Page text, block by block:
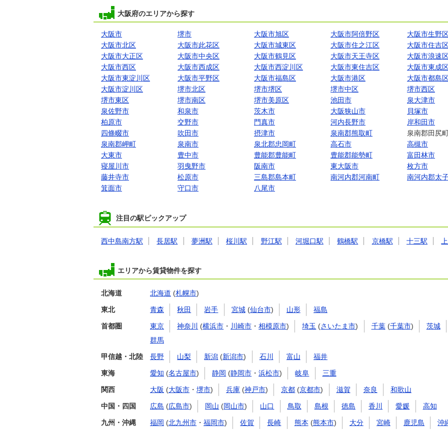
大阪府のエリアから探す
大阪市 堺市 大阪市旭区 大阪市阿倍野区
大阪市生野
大阪市北区
大阪市此花区 大阪市城東区 大阪市住之江区
大阪市住吉
大阪市大正区
大阪市中央区 大阪市鶴見区 大阪市天王寺区
大阪市浪速
大阪市西区
大阪市西成区 大阪市西淀川区 大阪市東住吉区
大阪市東成
大阪市東淀川区
大阪市平野区 大阪市福島区 大阪市港区
大阪市都島
大阪市淀川区
堺市北区 堺市堺区 堺市中区
堺市西区
堺市東区
堺市南区 堺市美原区 池田市
泉大津市
泉佐野市
和泉市 茨木市 大阪狭山市
貝塚市
柏原市
交野市 門真市 河内長野市
岸和田市
四條畷市
吹田市 摂津市 泉南郡熊取町
泉南郡田尻
泉南郡岬町
泉南市 泉北郡忠岡町 高石市
高槻市
大東市
豊中市 豊能郡豊能町 豊能郡能勢町
富田林市
寝屋川市
羽曳野市 阪南市 東大阪市
枚方市
藤井寺市
松原市 三島郡島本町 南河内郡河南町
南河内郡太
箕面市
守口市 八尾市
注目の駅ピックアップ
西中島南方駅 長居駅 夢洲駅 桜川駅 野江駅 河堀口駅 鶴橋駅 京橋駅 十三駅
エリアから賃貸物件を探す
北海道 北海道 (札幌市)
東北 青森 秋田 岩手 宮城(仙台市) 山形 福島
首都圏 東京 神奈川 (横浜市 ・ 川崎市 ・相模原市) 埼玉 (さいたま市) 千葉(千葉市) 茨城
群馬
甲信越・北陸 長野 山梨 新潟 (新潟市) 石川 富山 福井
東海 愛知 (名古屋市) 静岡 (静岡市 ・浜松市) 岐阜 三重
関西 大阪 (大阪市 ・ 堺市) 兵庫 (神戸市) 京都 (京都市) 滋賀 奈良 和歌山
中国・四国 広島 (広島市) 岡山 (岡山市) 山口 鳥取 島根 徳島 香川 愛媛 高知
九州・沖縄 福岡 (北九州市 ・ 福岡市) 佐賀 長崎 熊本 (熊本市) 大分 宮崎 鹿児島 沖